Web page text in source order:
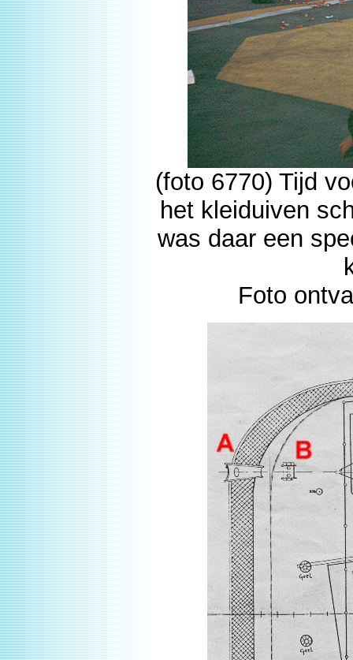
(foto 6770) Tijd
het kleiduiven
was daar een
Foto